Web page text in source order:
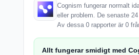
Cognism fungerar normalt
eller problem. De senaste
Av dessa 0 rapporter är 0
Allt fungerar smidigt med